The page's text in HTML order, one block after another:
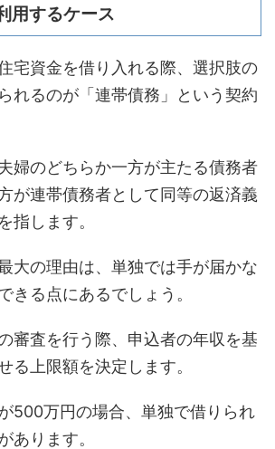
用するケース
宅資金を借り入れる際、選択肢の
れるのが「連帯債務」という契約
婦のどちらか一方が主たる債務者
が連帯債務者として同等の返済義
指します。
大の理由は、単独では手が届かな
きる点にあるでしょう。
審査を行う際、申込者の年収を基
る上限額を決定します。
500万円の場合、単独で借りられ
あります。